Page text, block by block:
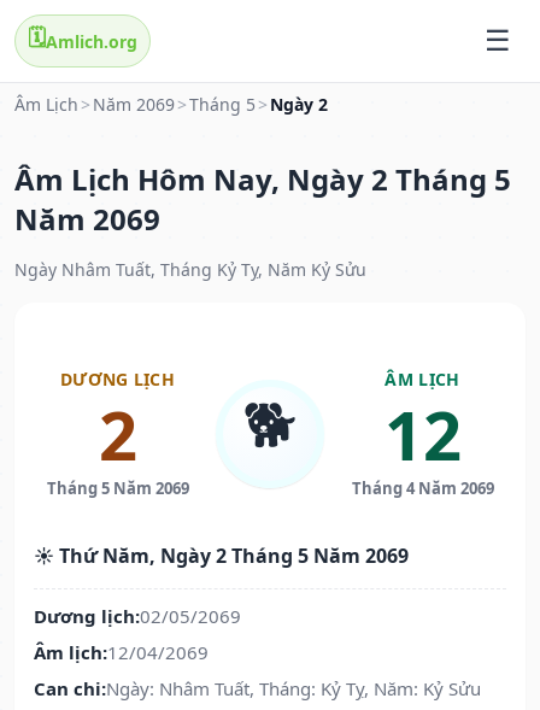
🗓️Amlich.org
Âm Lịch > Năm 2069>Tháng 5 > Ngày 2
Âm Lịch Hôm Nay, Ngày 2 Tháng 5
Năm 2069
Ngày Nhâm Tuất, Tháng Kỷ Tỵ, Năm Kỷ Sửu
DƯƠNG LỊCH
2
Tháng 5 Năm 2069
🐕
ÂM LỊCH
12
Tháng 4 Năm 2069
☀️ Thứ Năm, Ngày 2 Tháng 5 Năm 2069
Dương lịch:02/05/2069
Âm lịch:12/04/2069
Can chi:Ngày: Nhâm Tuất, Tháng: Kỷ Tỵ, Năm: Kỷ Sửu